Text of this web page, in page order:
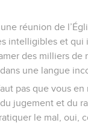
réunion de
intelligibles et qui
des milliers de
une langue
pas que vous en
jugement et du
le mal, oui,